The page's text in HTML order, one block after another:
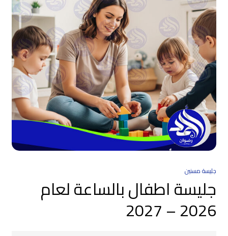
جليسة مسنين
جليسة اطفال بالساعة لعام
2026 – 2027